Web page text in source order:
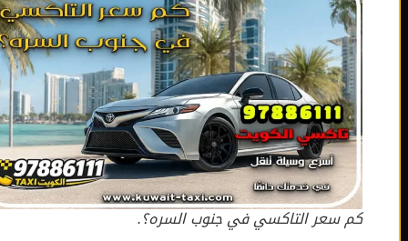
كم سعر التاكسي في جنوب السره؟.